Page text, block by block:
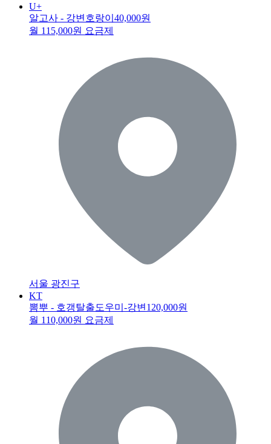
U+
알고사 - 강변호랑이 40,000원
월 115,000원 요금제
서울 광진구
KT
뽐뿌 - 호갱탈출도우미-강변 120,000원
월 110,000원 요금제